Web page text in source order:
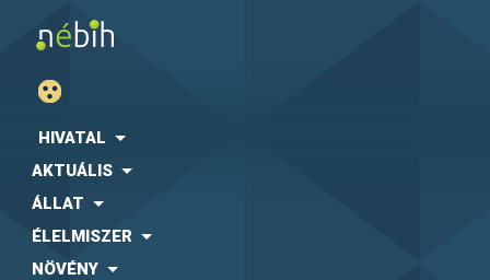
HIVATAL
AKTUÁLIS
ÁLLAT
ÉLELMISZER
NÖVÉNY